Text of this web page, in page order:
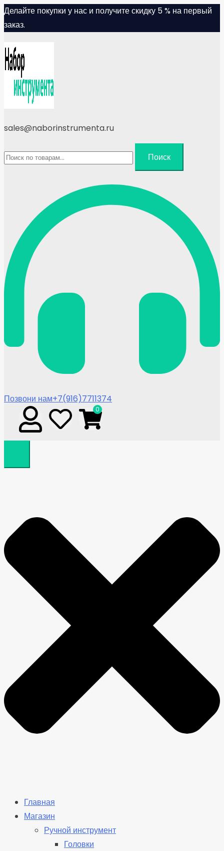
Skip
to
Делайте покупки у нас и получите скидку 5 % на первый
заказ.
sales@naborinstrumenta.ru
Искать:
Поиск
Позвони нам+7(916)7711374
0
Главная
Магазин
Ручной инструмент
Головки